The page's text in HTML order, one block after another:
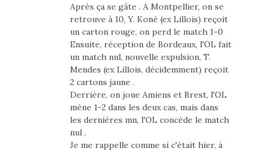
Après ça se gâte . A Montpellier, on se
retrouve à 10, Y. Koné (ex Lillois) reçoit
un carton rouge, on perd le match 1-0
Ensuite, réception de Bordeaux, l'OL fait
un match nul, nouvelle expulsion, T.
Mendes (ex Lillois, décidemment) reçoit
2 cartons jaune .
Derrière, on joue Amiens et Brest, l'OL
mène 1-2 dans les deux cas, mais dans
les dernières mn, l'OL concède le match
nul .
Je me rappelle comme si c'était hier, à